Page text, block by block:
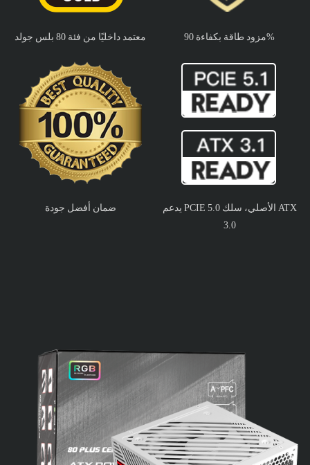
معتمد داخليًا من فئة 80 بلس جولد مزود طاقة بكفاءة 90%
ضمان أفضل جودة
يدعم PCIE 5.0 الأصلي، سلك ATX
3.0